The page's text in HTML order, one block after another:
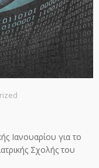
Ιανουαρίου για το
Σχολής του